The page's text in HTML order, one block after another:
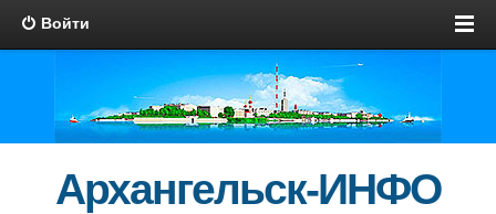
Войти
Архангельск-ИНФО